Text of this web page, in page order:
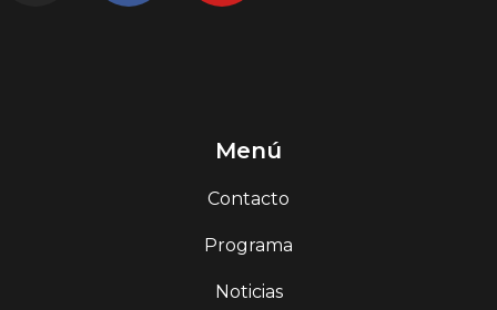
Menú
Contacto
Programa
Noticias